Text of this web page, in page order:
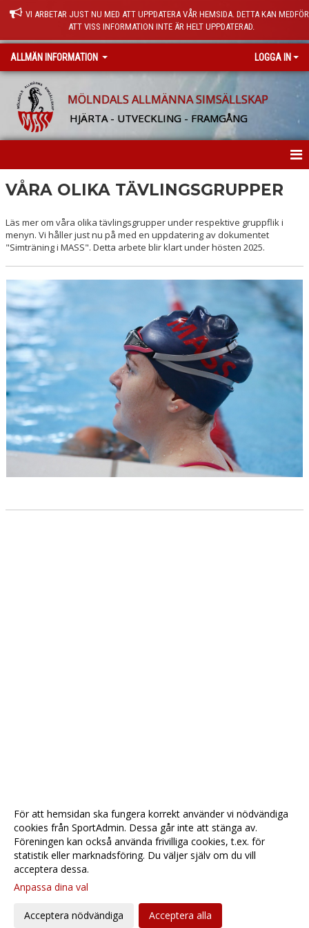
VI ARBETAR JUST NU MED ATT UPPDATERA VÅR HEMSIDA. DETTA KAN
ATT VISS INFORMATION INTE ÄR HELT UPPDATERAD.
ALLMÄN INFORMATION LOGGA IN
MÖLNDALS ALLMÄNNA SIMSÄLLSKAP
HJÄRTA - UTVECKLING - FRAMGÅNG
HEM
SIMTRÄNING I MASS
FAMILJEMODELLEN
KLUBBREKORD/ÅLDERSREKORD
AVBOKNINGSREGLER
VÅRA OLIKA TÄVLINGSGRUPPER
Läs mer om våra olika tävlingsgrupper under respektive gruppflik i
menyn. Vi håller just nu på med en uppdatering av dokumentet
"Simträning i MASS". Detta arbete blir klart under hösten 2025.
inställningar
Webbversion
För att hemsidan ska fungera korrekt använder vi nödvändiga
cookies från SportAdmin. Dessa går inte att stänga av.
Föreningen kan också använda frivilliga cookies, t.ex. för
statistik eller marknadsföring. Du väljer själv om du vill
acceptera dessa.
Anpassa dina val
Acceptera nödvändiga Acceptera alla